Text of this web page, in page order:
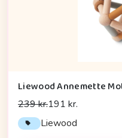
Liewood Annemette
239 kr.191 kr.
Liewood